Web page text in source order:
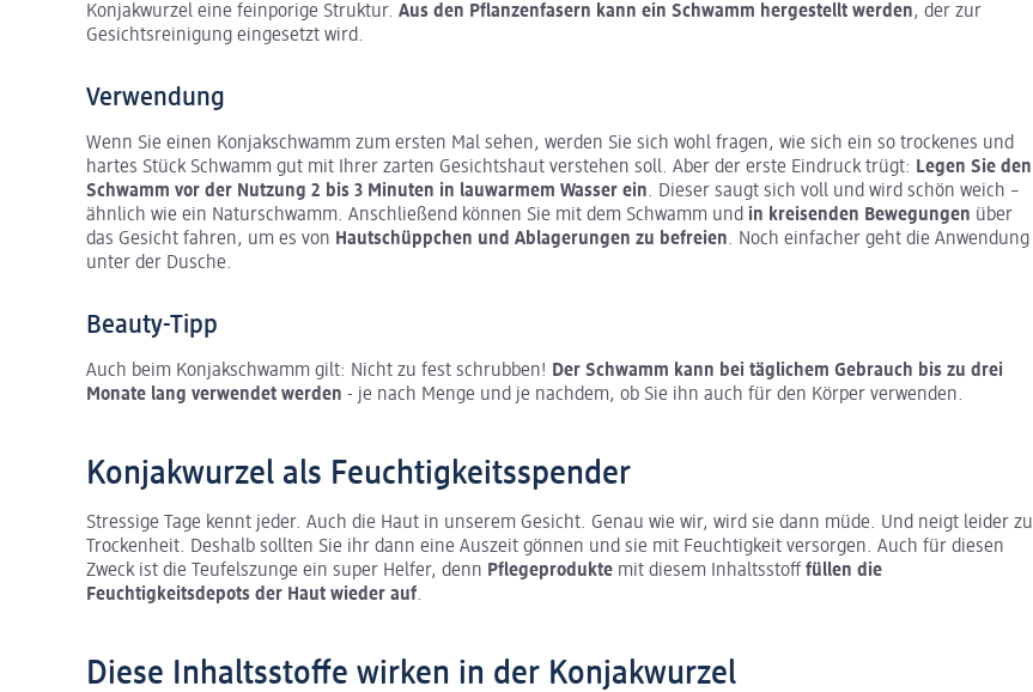
Konjakwurzel eine feinporige Struktur. Aus den Pflanzenfasern kann ein Schwamm hergestellt werden, der zur
Gesichtsreinigung eingesetzt wird.
Verwendung
Wenn Sie einen Konjakschwamm zum ersten Mal sehen, werden Sie sich wohl fragen, wie sich ein so trockenes und
hartes Stück Schwamm gut mit Ihrer zarten Gesichtshaut verstehen soll. Aber der erste Eindruck trügt: Legen Sie den
Schwamm vor der Nutzung 2 bis 3 Minuten in lauwarmem Wasser ein. Dieser saugt sich voll und wird schön weich –
ähnlich wie ein Naturschwamm. Anschließend können Sie mit dem Schwamm und in kreisenden Bewegungen über
das Gesicht fahren, um es von Hautschüppchen und Ablagerungen zu befreien. Noch einfacher geht die Anwendung
unter der Dusche.
Beauty-Tipp
Auch beim Konjakschwamm gilt: Nicht zu fest schrubben! Der Schwamm kann bei täglichem Gebrauch bis zu drei
Monate lang verwendet werden - je nach Menge und je nachdem, ob Sie ihn auch für den Körper verwenden.
Konjakwurzel als Feuchtigkeitsspender
Stressige Tage kennt jeder. Auch die Haut in unserem Gesicht. Genau wie wir, wird sie dann müde. Und neigt leider zu
Trockenheit. Deshalb sollten Sie ihr dann eine Auszeit gönnen und sie mit Feuchtigkeit versorgen. Auch für diesen
Zweck ist die Teufelszunge ein super Helfer, denn Pflegeprodukte mit diesem Inhaltsstoff füllen die
Feuchtigkeitsdepots der Haut wieder auf.
Diese Inhaltsstoffe wirken in der Konjakwurzel